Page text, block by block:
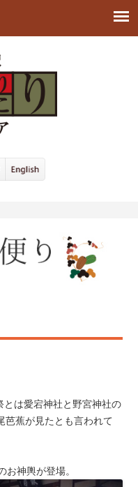
は愛宕神社と野宮神社の
芭蕉が見たとも言われて
お神輿が登場。